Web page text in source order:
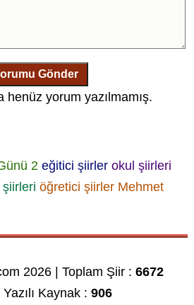
Gönder
yorum yazılmamış.
2 eğitici şiirler okul şiirleri
öğretici şiirler Mehmet
2026 | Toplam Şiir :6672
Yazılı Kaynak :906